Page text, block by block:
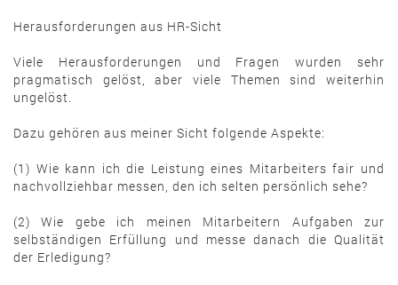
Herausforderungen aus HR-Sicht
Viele Herausforderungen und Fragen wurden sehr
pragmatisch gelöst, aber viele Themen sind weiterhin
ungelöst.
Dazu gehören aus meiner Sicht folgende Aspekte:
(1) Wie kann ich die Leistung eines Mitarbeiters fair und
nachvollziehbar messen, den ich selten persönlich sehe?
(2) Wie gebe ich meinen Mitarbeitern Aufgaben zur
selbständigen Erfüllung und messe danach die Qualität
der Erledigung?